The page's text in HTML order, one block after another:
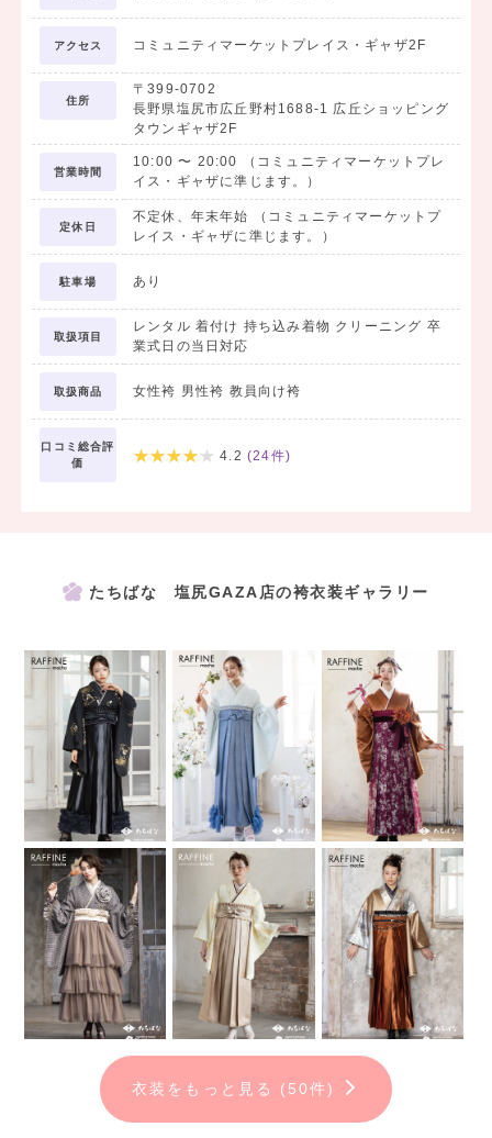
アクセス コミュニティマーケットプレイス・ギャザ2F
住所
〒399-0702
長野県塩尻市広丘野村1688-1 広丘ショッピング
タウンギャザ2F
営業時間
10:00 〜 20:00
（コミュニティマーケットプレ
イス・ギャザに準じます。）
定休日
不定休、年末年始 （コミュニティマーケットプ
レイス・ギャザに準じます。）
駐車場 あり
取扱項目
レンタル 着付け 持ち込み着物 クリーニング 卒
業式日の当日対応
取扱商品 女性袴 男性袴 教員向け袴
口コミ総合評
価
4.2 (24件)
たちばな 塩尻GAZA店の袴衣装ギャラリー
衣装をもっと見る (50件)